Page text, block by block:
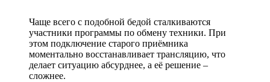
Чаще всего с подобной бедой сталкиваются
участники программы по обмену техники. При
этом подключение старого приёмника
моментально восстанавливает трансляцию, что
делает ситуацию абсурднее, а её решение –
сложнее.